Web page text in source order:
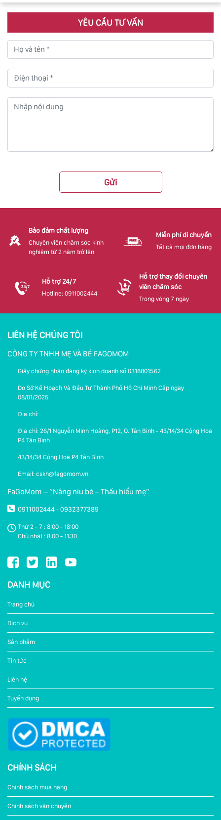
YÊU CẦU TƯ VẤN
Gửi
Bảo đảm chất lượng
Chuyên viên chăm sóc kinh
nghiệm từ 2 năm trở lên
Miễn phí di chuyển
Tất cả mọi đơn hàng
Hỗ trợ 24/7
Hotline: 0911002444
Hỗ trợ thay đổi chuyên
viên chăm sóc
Trong vòng 7 ngày
LIÊN HỆ CHÚNG TÔI
CÔNG TY TNHH MẸ VÀ BÉ FAGOMOM
Giấy chứng nhận đăng ký kinh doanh số 0318801562
Do Sở Kế Hoạch Và Đầu Tư Thành Phố Hồ Chí Minh Cấp ngày
08/01/2025
Địa chỉ:
Địa chỉ: 26/1 Nguyễn Minh Hoàng, P12, Q. Tân Bình - 43/14/34 Cộng Hoà
P4 Tân Bình
43/14/34 Cộng Hoà P4 Tân Bình
Email: cskh@fagomom.vn
FaGoMom – “Nâng niu bé – Thấu hiểu mẹ”
0911002444 - 0932377389
Thứ 2 - 7 : 8:00 - 18:00
Chủ nhật : 8:00 - 11:30
DANH MỤC
Trang chủ
Dịch vụ
Sản phẩm
Tin tức
Liên hệ
Tuyển dụng
CHÍNH SÁCH
Chính sách mua hàng
Chính sách vận chuyển